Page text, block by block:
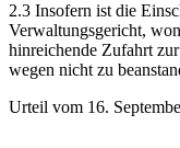
2.3 Insofern ist die
Verwaltungsgericht,
hinreichende Zufahrt
wegen nicht zu
Urteil vom 16.